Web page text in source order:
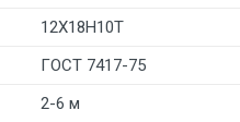
12Х18Н10Т
ГОСТ 7417-75
2-6 м